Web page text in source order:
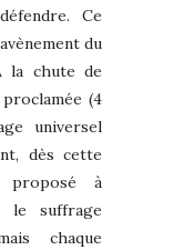
Ce
du
la chute de
(4
universel
dès cette
proposé à
le suffrage
chaque